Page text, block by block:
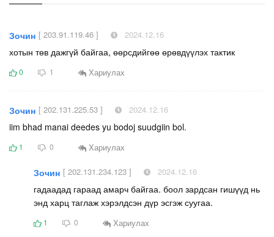
Зочин [ 203.91.119.46 ] 2024.12.16
хотын төв дажгүй байгаа, өөрсдийгөө өрөвдүүлэх тактик
0 1 Хариулах
Зочин [ 202.131.225.53 ] 2024.12.16
iim bhad manai deedes yu bodoj suudgiin bol.
1 0 Хариулах
Зочин [ 202.131.234.123 ] 2024.12.16
гадаадад гараад амарч байгаа. боол зардсан гишүүд нь
энд харц таглаж хэрэлдсэн дүр эсгэж суугаа.
1 0 Хариулах